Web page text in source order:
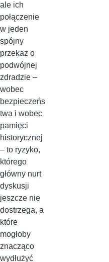
ale ich
połączenie
w jeden
spójny
przekaz o
podwójnej
zdradzie –
wobec
bezpieczeńs
twa i wobec
pamięci
historycznej
– to ryzyko,
którego
główny nurt
dyskusji
jeszcze nie
dostrzega, a
które
mogłoby
znacząco
wydłużyć